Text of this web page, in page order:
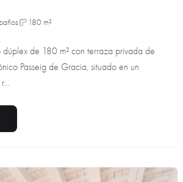
180 m²
dúplex de 180 m² con terraza privada de
Passeig de Gracia, situado en un